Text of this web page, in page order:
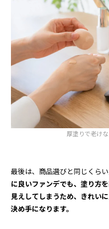
厚塗りで老け
最後は、商品選びと同じくら
に良いファンデでも、塗り方
見えしてしまうため、きれい
決め手になります。